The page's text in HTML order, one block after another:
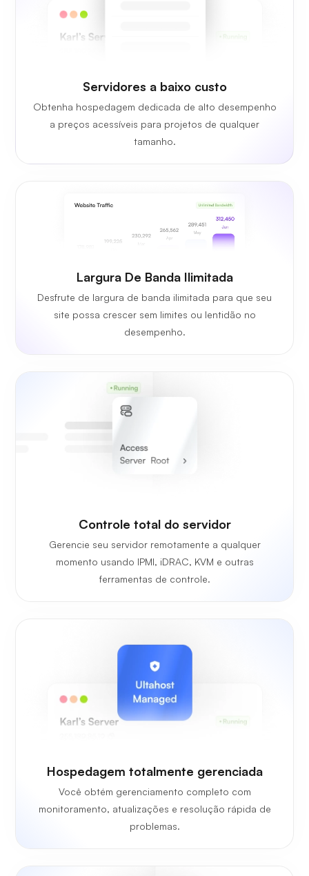
Servidores a baixo custo
Obtenha hospedagem dedicada de alto desempenho
a preços acessíveis para projetos de qualquer
tamanho.
Largura De Banda Ilimitada
Desfrute de largura de banda ilimitada para que seu
site possa crescer sem limites ou lentidão no
desempenho.
Controle total do servidor
Gerencie seu servidor remotamente a qualquer
momento usando IPMI, iDRAC, KVM e outras
ferramentas de controle.
Hospedagem totalmente gerenciada
Você obtém gerenciamento completo com
monitoramento, atualizações e resolução rápida de
problemas.